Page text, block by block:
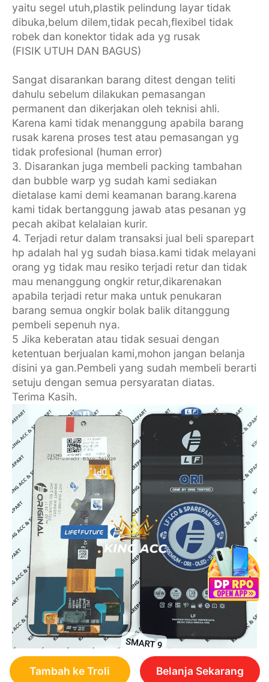
yaitu segel utuh,plastik pelindung layar tidak
dibuka,belum dilem,tidak pecah,flexibel tidak
robek dan konektor tidak ada yg rusak
(FISIK UTUH DAN BAGUS)
Sangat disarankan barang ditest dengan teliti
dahulu sebelum dilakukan pemasangan
permanent dan dikerjakan oleh teknisi ahli.
Karena kami tidak menanggung apabila barang
rusak karena proses test atau pemasangan yg
tidak profesional (human error)
3. Disarankan juga membeli packing tambahan
dan bubble warp yg sudah kami sediakan
dietalase kami demi keamanan barang.karena
kami tidak bertanggung jawab atas pesanan yg
pecah akibat kelalaian kurir.
4. Terjadi retur dalam transaksi jual beli sparepart
hp adalah hal yg sudah biasa.kami tidak melayani
orang yg tidak mau resiko terjadi retur dan tidak
mau menanggung ongkir retur,dikarenakan
apabila terjadi retur maka untuk penukaran
barang semua ongkir bolak balik ditanggung
pembeli sepenuh nya.
5 Jika keberatan atau tidak sesuai dengan
ketentuan berjualan kami,mohon jangan belanja
disini ya gan.Pembeli yang sudah membeli berarti
setuju dengan semua persyaratan diatas.
Terima Kasih.
Tambah ke Troli Belanja Sekarang